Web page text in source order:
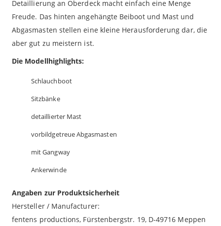
Detaillierung an Oberdeck macht einfach eine Menge
Freude. Das hinten angehängte Beiboot und Mast und
Abgasmasten stellen eine kleine Herausforderung dar, die
aber gut zu meistern ist.
Die Modellhighlights:
Schlauchboot
Sitzbänke
detaillierter Mast
vorbildgetreue Abgasmasten
mit Gangway
Ankerwinde
Angaben zur Produktsicherheit
Hersteller / Manufacturer:
fentens productions, Fürstenbergstr. 19, D-49716 Meppen